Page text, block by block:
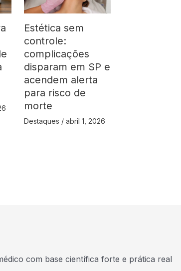
Estética sem
controle:
complicações
disparam em SP e
acendem alerta
para risco de
morte
Destaques /abril 1, 2026
com base científica forte e prática real